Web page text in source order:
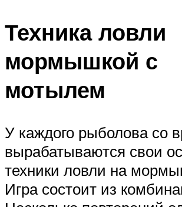
Техника ловли
мормышкой с
мотылем
У каждого рыболова со
вырабатываются свои
техники ловли на
Игра состоит из